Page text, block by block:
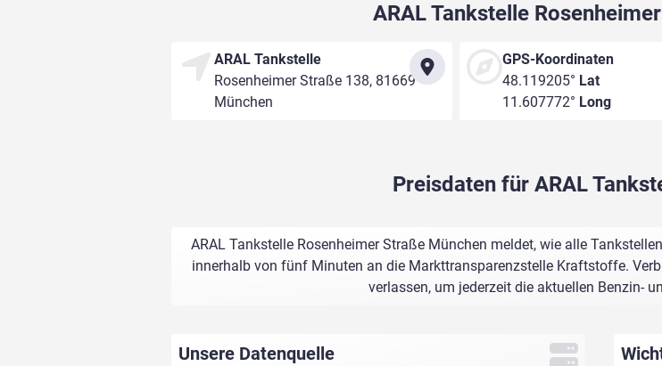
ARAL Tankstelle
ARAL Tankstelle
Rosenheimer Straße 138, 81669
München
GPS-Koordinaten
48.119205° Lat
11.607772° Long
Preisdaten für ARAL
ARAL Tankstelle Rosenheimer Straße München meldet, wie alle
innerhalb von fünf Minuten an die Markttransparenzstelle Kraftstoffe.
verlassen, um jederzeit die aktuellen Benzin-
Unsere Datenquelle